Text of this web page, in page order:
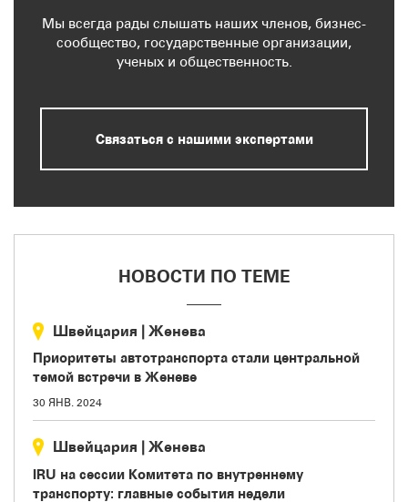
Мы всегда рады слышать наших членов, бизнес-
сообщество, государственные организации,
ученых и общественность.
Связаться с нашими экспертами
НОВОСТИ ПО ТЕМЕ
Швейцария | Женева
Приоритеты автотранспорта стали центральной
темой встречи в Женеве
30 ЯНВ. 2024
Швейцария | Женева
IRU на сессии Комитета по внутреннему
транспорту: главные события недели